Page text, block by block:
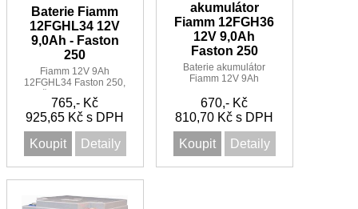
Baterie Fiamm
12FGHL34 12V
9,0Ah - Faston
250
Fiamm 12V 9Ah
12FGHL34 Faston 250,
životnost 10 let
765,- Kč
925,65 Kč s DPH
Koupit
Detaily
akumulátor
Fiamm 12FGH36
12V 9,0Ah
Faston 250
Baterie akumulátor
Fiamm 12V 9Ah
670,- Kč
810,70 Kč s DPH
Koupit
Detaily